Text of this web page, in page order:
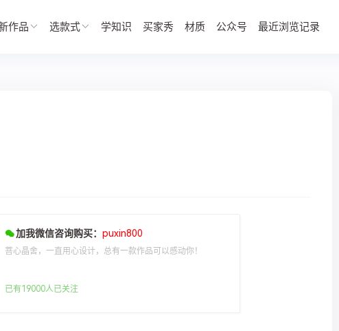
作品 选款式 学知识 买家秀 材质 公众号 最近浏览记录
加我微信咨询购买： puxin800
菩心晶舍，一直用心设计，总有一款作品可以感动你！
已有19000人已关注